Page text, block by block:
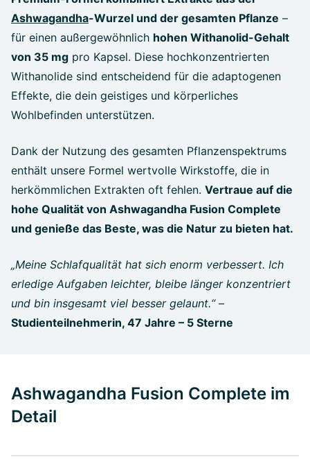
Ashwagandha-Wurzel und der gesamten Pflanze –
für einen außergewöhnlich hohen Withanolid-Gehalt
von 35 mg pro Kapsel. Diese hochkonzentrierten
Withanolide sind entscheidend für die adaptogenen
Effekte, die dein geistiges und körperliches
Wohlbefinden unterstützen.
Dank der Nutzung des gesamten Pflanzenspektrums
enthält unsere Formel wertvolle Wirkstoffe, die in
herkömmlichen Extrakten oft fehlen. Vertraue auf die
hohe Qualität von Ashwagandha Fusion Complete
und genieße das Beste, was die Natur zu bieten hat.
„Meine Schlafqualität hat sich enorm verbessert. Ich
erledige Aufgaben leichter, bleibe länger konzentriert
und bin insgesamt viel besser gelaunt.“ –
Studienteilnehmerin, 47 Jahre – 5 Sterne
Ashwagandha Fusion Complete im
Detail